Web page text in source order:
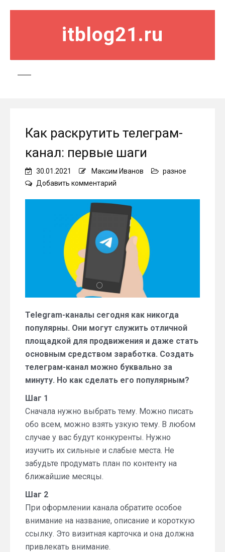
itblog21.ru
Как раскрутить телеграм-
канал: первые шаги
30.01.2021 Максим Иванов
разное
Добавить комментарий
раскрутить
телеграм-
канал:
первые
шаги
Telegram-каналы сегодня как никогда
популярны. Они могут служить отличной
площадкой для продвижения и даже стать
основным средством заработка. Создать
телеграм-канал можно буквально за
минуту. Но как сделать его популярным?
Шаг 1
Сначала нужно выбрать тему. Можно писать
обо всем, можно взять узкую тему. В любом
случае у вас будут конкуренты. Нужно
изучить их сильные и слабые места. Не
забудьте продумать план по контенту на
ближайшие месяцы.
Шаг 2
При оформлении канала обратите особое
внимание на название, описание и короткую
ссылку. Это визитная карточка и она должна
привлекать внимание.